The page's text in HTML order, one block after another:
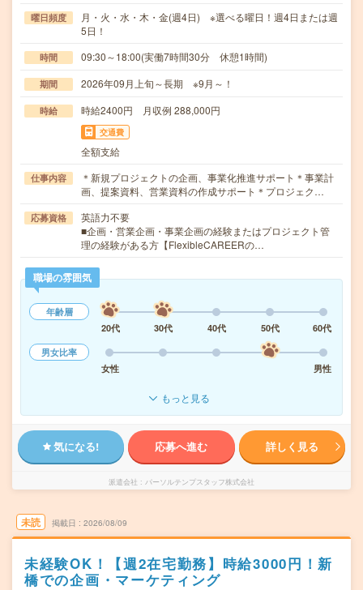
曜日頻度
月・火・水・木・金(週4日) ※選べる曜日！週4日または週
5日！
時間 09:30～18:00(実働7時間30分 休憩1時間)
期間 2026年09月上旬～長期 ※9月～！
時給 時給2400円 月収例 288,000円
交通費
全額支給
仕事内容
＊新規プロジェクトの企画、事業化推進サポート＊事業計
画、提案資料、営業資料の作成サポート＊プロジェク…
応募資格
英語力不要
■企画・営業企画・事業企画の経験またはプロジェクト管
理の経験がある方【FlexibleCAREERの…
職場の雰囲気
年齢層
20代
30代 40代 50代
60代
男女比率
女性
男性
もっと見る
気になる! 応募へ進む 詳しく見る
派遣会社 パーソルテンプスタッフ株式会社
未読 掲載日 2026/08/09
未経験OK！【週2在宅勤務】時給3000円！新
橋での企画・マーケティング